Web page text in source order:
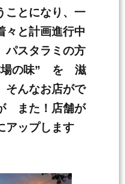
ことになり、一
々と計画進行中
スタラミの方
場の味” を 滋
そんなお店がで
また！店舗が
アップします